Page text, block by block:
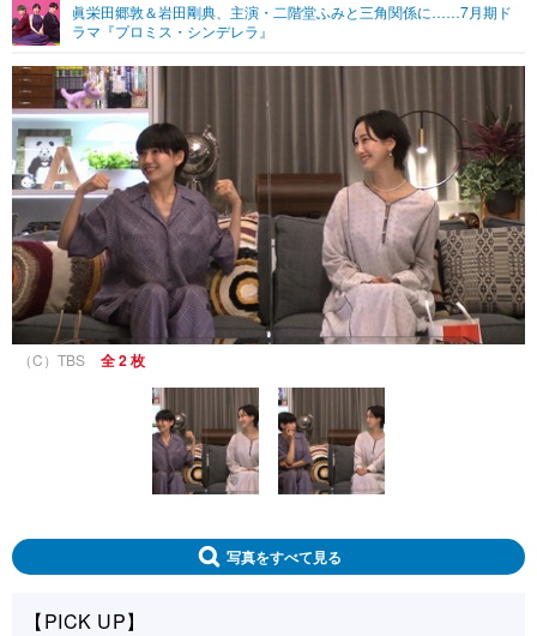
ショッピング その他
眞栄田郷敦＆岩田剛典、主演・二階堂ふみと三角関係に……7月期ド
ラマ『プロミス・シンデレラ』
（C）TBS 全 2 枚
写真をすべて見る
【PICK UP】